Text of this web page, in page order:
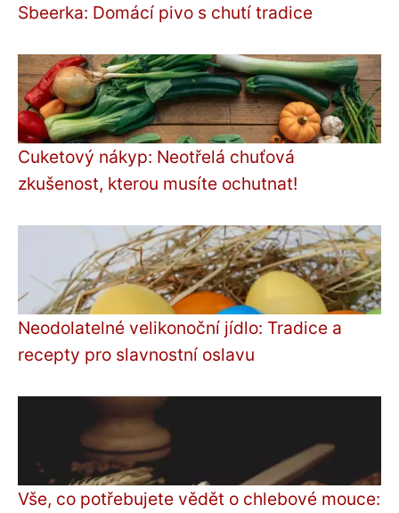
Sbeerka: Domácí pivo s chutí tradice
Cuketový nákyp: Neotřelá chuťová
zkušenost, kterou musíte ochutnat!
Neodolatelné velikonoční jídlo: Tradice a
recepty pro slavnostní oslavu
Vše, co potřebujete vědět o chlebové mouce: